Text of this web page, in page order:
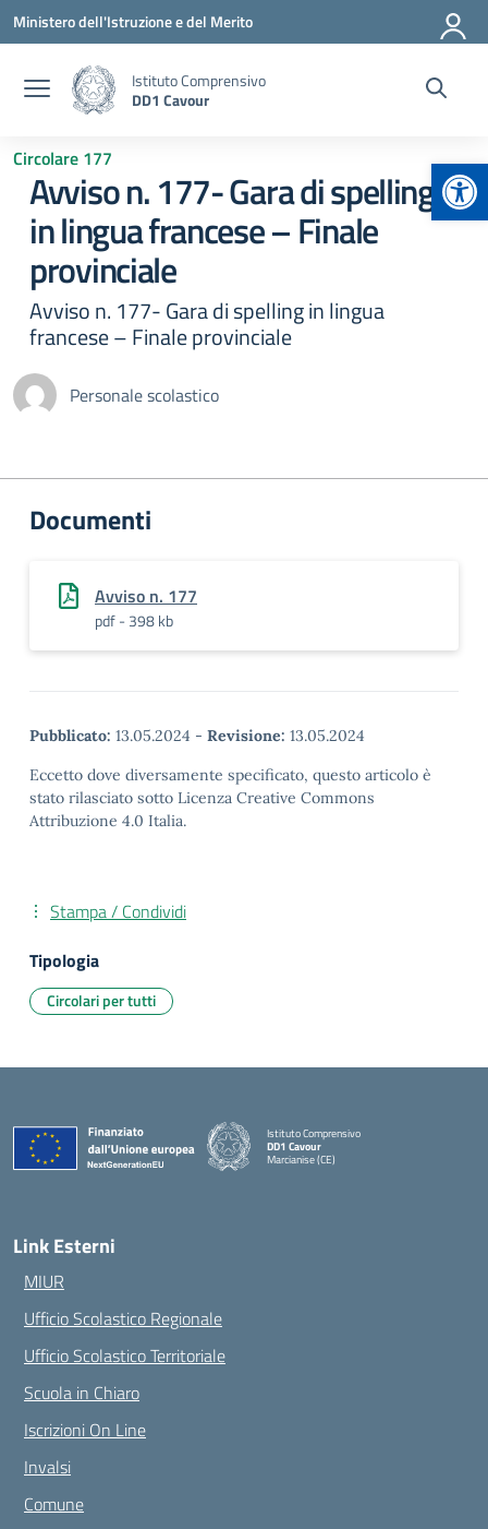
Vai ai contenuti
Vai al menu di navigazione
Vai al footer
Ministero dell'Istruzione e del Merito
Istituto Comprensivo
DD1 Cavour
Circolare 177
Avviso n. 177- Gara di spelling
in lingua francese – Finale
provinciale
Avviso n. 177- Gara di spelling in lingua
francese – Finale provinciale
Personale scolastico
Documenti
Avviso n. 177
pdf - 398 kb
Pubblicato: 13.05.2024 - Revisione: 13.05.2024
Eccetto dove diversamente specificato, questo articolo è
stato rilasciato sotto Licenza Creative Commons
Attribuzione 4.0 Italia.
Stampa / Condividi
Tipologia
Circolari per tutti
Istituto Comprensivo
DD1 Cavour
Marcianise (CE)
Link Esterni
MIUR
Ufficio Scolastico Regionale
Ufficio Scolastico Territoriale
Scuola in Chiaro
Iscrizioni On Line
Invalsi
Comune